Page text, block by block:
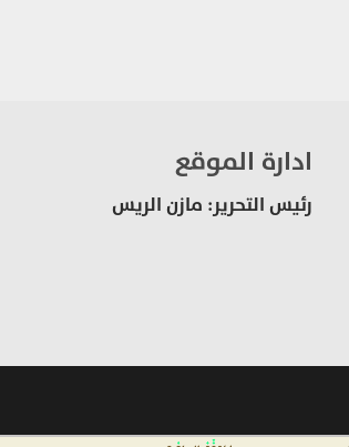
ادارة الموقع
رئيس التحرير: مازن الريس